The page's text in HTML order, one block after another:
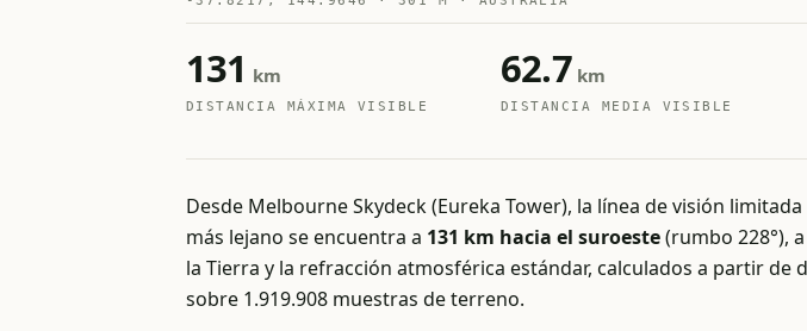
131 km
DISTANCIA MÁXIMA VISIBLE
62.7 km
DISTANCIA MEDIA VISIBLE
Desde Melbourne Skydeck (Eureka Tower), la línea de visión
más lejano se encuentra a 131 km hacia el suroeste(rumbo 228°),
la Tierra y la refracción atmosférica estándar, calculados a partir de
sobre 1.919.908 muestras de terreno.